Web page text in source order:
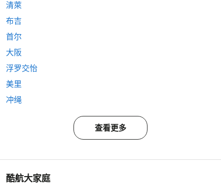
清萊
布吉
首尔
大阪
浮罗交怡
美里
冲绳
查看更多
酷航大家庭